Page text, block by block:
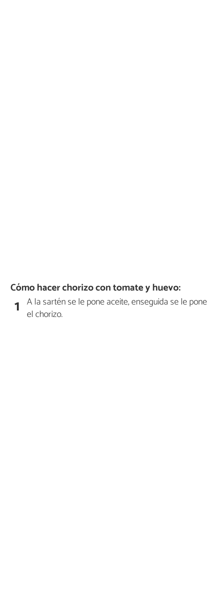
Cómo hacer chorizo con tomate y huevo:
1 A la sartén se le pone aceite, enseguida se le pone
el chorizo.